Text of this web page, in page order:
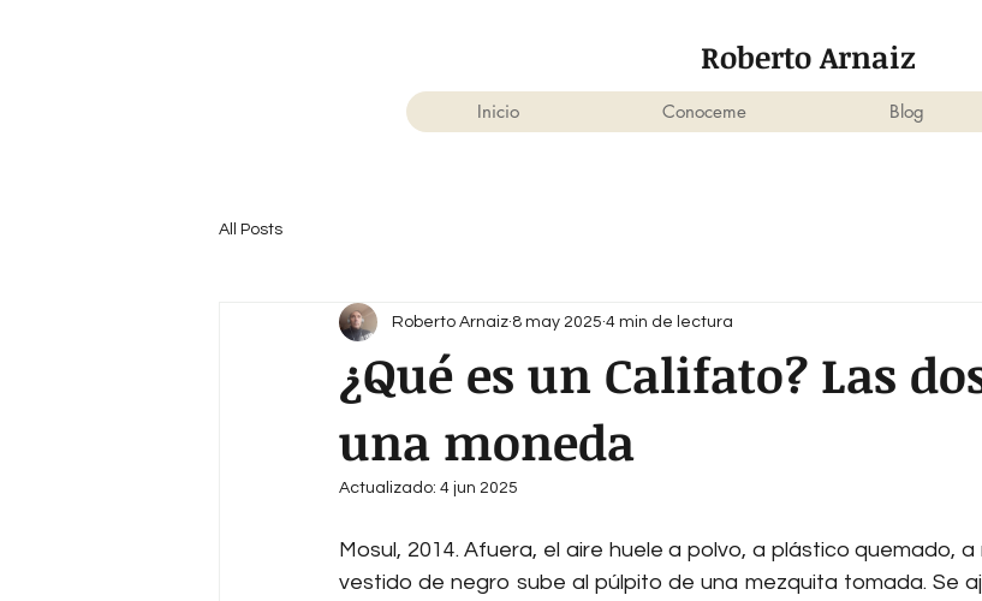
Roberto Arnaiz
Inicio Conoceme Blog
All Posts
¿Qué es un Califato? Las
una moneda
Roberto Arnaiz 8 may 2025 4 min de lectura
Actualizado: 4 jun 2025
Mosul, 2014. Afuera, el aire huele a polvo, a plástico quemado,
vestido de negro sube al púlpito de una mezquita tomada. Se